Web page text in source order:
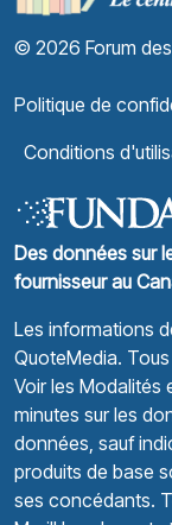
© 2026 Forum
Politique de
Conditions
Des données sur
fournisseur au
Les informations
QuoteMedia.
Voir les Modalités
minutes sur les
données, sauf
produits de base
ses concédants.